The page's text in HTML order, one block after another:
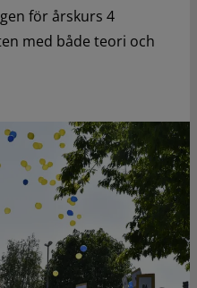
för årskurs 4
med både teori och